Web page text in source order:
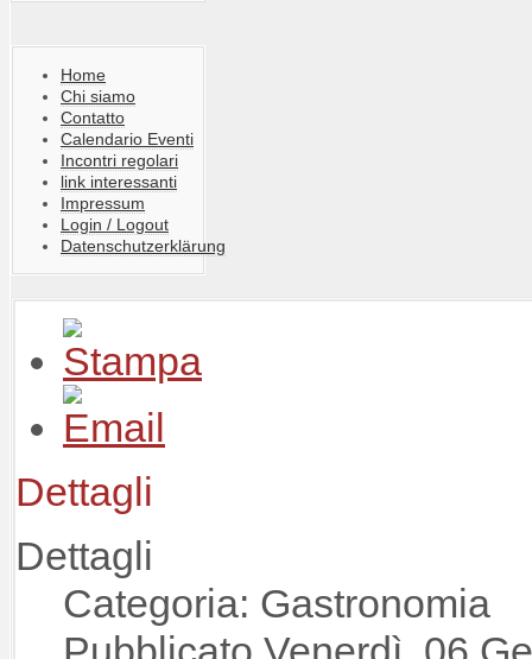
Home
Chi siamo
Contatto
Calendario Eventi
Incontri regolari
link interessanti
Impressum
Login / Logout
Datenschutzerklärung
Dettagli
Dettagli
Categoria: Gastronomia